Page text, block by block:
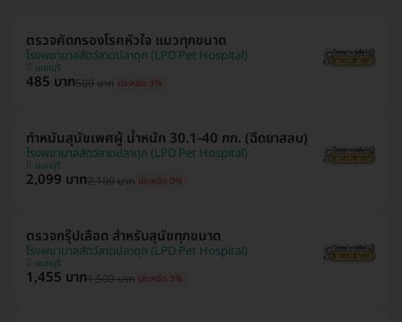
ตรวจคัดกรองโรคหัวใจ แมวทุกขนาด
โรงพยาบาลสัตว์ลาดปลาดุก (LPD Pet Hospital)
นนทบุรี
485 บาท500 บาท ประหยัด 3%
ทำหมันสุนัขเพศผู้ น้ำหนัก 30.1-40 กก. (ฉีดยาสลบ)
โรงพยาบาลสัตว์ลาดปลาดุก (LPD Pet Hospital)
นนทบุรี
2,099 บาท2,100 บาท ประหยัด 0%
ตรวจกรุ๊ปเลือด สำหรับสุนัขทุกขนาด
โรงพยาบาลสัตว์ลาดปลาดุก (LPD Pet Hospital)
นนทบุรี
1,455 บาท1,500 บาท ประหยัด 3%